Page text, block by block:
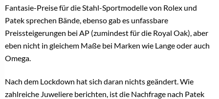
Fantasie-Preise für die Stahl-Sportmodelle von Rolex und
Patek sprechen Bände, ebenso gab es unfassbare
Preissteigerungen bei AP (zumindest für die Royal Oak), aber
eben nicht in gleichem Maße bei Marken wie Lange oder auch
Omega.
Nach dem Lockdown hat sich daran nichts geändert. Wie
zahlreiche Juweliere berichten, ist die Nachfrage nach Patek